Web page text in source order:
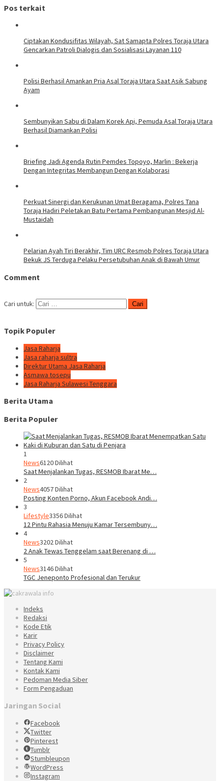
Pos terkait
Ciptakan Kondusifitas Wilayah, Sat Samapta Polres Toraja Utara
Gencarkan Patroli Dialogis dan Sosialisasi Layanan 110
Polisi Berhasil Amankan Pria Asal Toraja Utara Saat Asik Sabung
Ayam
Sembunyikan Sabu di Dalam Korek Api, Pemuda Asal Toraja Utara
Berhasil Diamankan Polisi
Briefing Jadi Agenda Rutin Pemdes Topoyo, Marlin : Bekerja
Dengan Integritas Membangun Dengan Kolaborasi
Perkuat Sinergi dan Kerukunan Umat Beragama, Polres Tana
Toraja Hadiri Peletakan Batu Pertama Pembangunan Mesjid Al-
Mustaidah
Pelarian Ayah Tiri Berakhir, Tim URC Resmob Polres Toraja Utara
Bekuk JS Terduga Pelaku Persetubuhan Anak di Bawah Umur
Comment
Cari untuk:
Topik Populer
Jasa Raharja
Jasa raharja sultra
Direktur Utama Jasa Raharja
Asmawa tosepu
Jasa Raharja Sulawesi Tenggara
Berita Utama
Berita Populer
1
News6120 Dilihat
Saat Menjalankan Tugas, RESMOB Ibarat Me…
2
News4057 Dilihat
Posting Konten Porno, Akun Facebook Andi…
3
Lifestyle3356 Dilihat
12 Pintu Rahasia Menuju Kamar Tersembuny…
4
News3202 Dilihat
2 Anak Tewas Tenggelam saat Berenang di …
5
News3146 Dilihat
TGC Jeneponto Profesional dan Terukur
Indeks
Redaksi
Kode Etik
Karir
Privacy Policy
Disclaimer
Tentang Kami
Kontak Kami
Pedoman Media Siber
Form Pengaduan
Jaringan Social
Facebook
Twitter
Pinterest
Tumblr
Stumbleupon
WordPress
Instagram